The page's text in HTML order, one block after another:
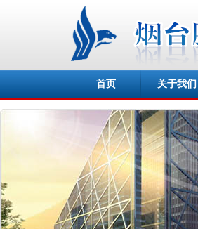
首页 关于我们